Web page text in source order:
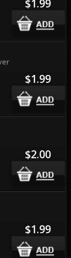
$1.99
$1.99
$2.00
$1.99